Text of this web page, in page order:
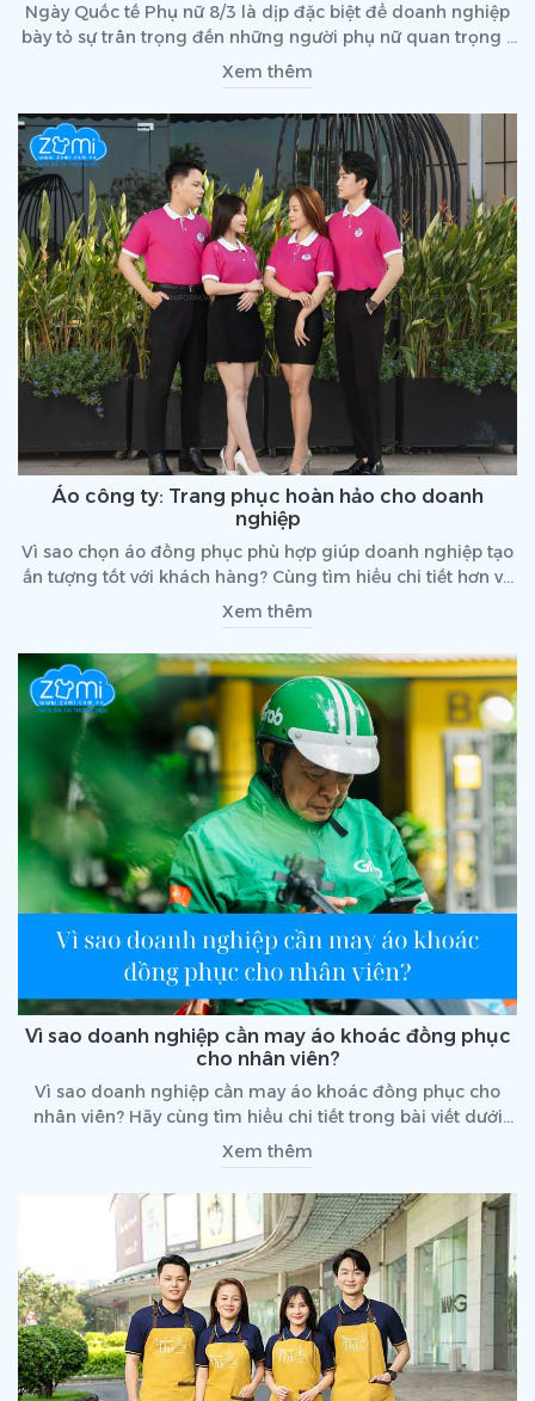
Ngày Quốc tế Phụ nữ 8/3 là dịp đặc biệt để doanh nghiệp
bày tỏ sự trân trọng đến những người phụ nữ quan trọng –
từ nhân viên, khách hàng đến đối tác. Một món quà ý
nghĩa không chỉ thể hiện sự quan tâm mà còn giúp doanh
nghiệp xây dựng hình ảnh chuyên nghiệp trong mắt đối
tác và khách hàng.
Xem thêm
Áo công ty: Trang phục hoàn hảo cho doanh
nghiệp
Vì sao chọn áo đồng phục phù hợp giúp doanh nghiệp tạo
ấn tượng tốt với khách hàng? Cùng tìm hiểu chi tiết hơn về
áo công ty trong bài viết dưới đây nhé!
Xem thêm
Vì sao doanh nghiệp cần may áo khoác đồng phục
cho nhân viên?
Vì sao doanh nghiệp cần may áo khoác đồng phục cho
nhân viên? Hãy cùng tìm hiểu chi tiết trong bài viết dưới
đây.
Xem thêm